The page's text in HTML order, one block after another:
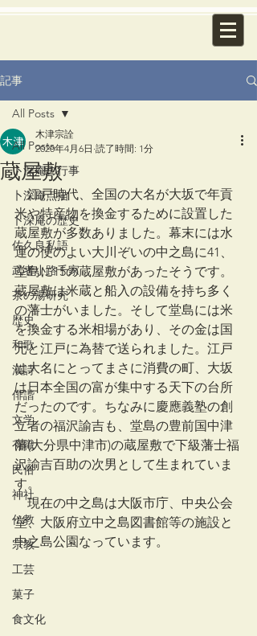
記事
All Posts
卜深庵の行事
卜深庵点描
卜深庵の歴史
佐久良私語
武者小路千家
茶の湯研究
歴史
和歌
漢詩
俳諧
文学
有職
民俗
神社
仏教
宗教
工芸
菓子
食文化
All Posts
蔵屋敷
木津宗詮
2020年4月6日 読了時間: 1分
江戸時代、全国の大名が大坂で年貢
米や特産物を換金するために設置した
蔵屋敷が多数ありました。幕末には水
運の便のよい大川ぞいの中之島に41、
堂島に15の蔵屋敷があったそうです。
蔵屋敷は米蔵と船入の設備を持ち多く
の藩士がいました。そして堂島には米
を換金する米相場があり、その金は国
元と江戸に為替で送られました。江戸
は大名にとってまさに消費の町、大坂
は日本全国の富が集中する天下の台所
だったのです。ちなみに慶應義塾の創
立者の福沢諭吉も、堂島の豊前国中津
藩(大分県中津市)の蔵屋敷で下級藩士福
沢諭吉百助の次男として生まれていま
す。
現在の中之島は大阪市庁、中央公会
堂、大阪府立中之島図書館等の施設と
中之島公園なっています。